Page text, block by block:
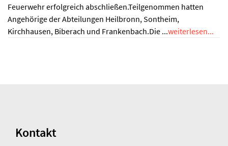
Feuerwehr erfolgreich abschließen.Teilgenommen hatten
Angehörige der Abteilungen Heilbronn, Sontheim,
Kirchhausen, Biberach und Frankenbach.Die ...weiterlesen...
Kontakt